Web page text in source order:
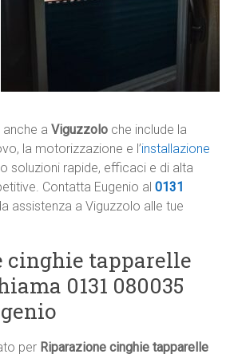
anche aViguzzolo che include la
la motorizzazione e l’installazione
soluzioni rapide, efficaci e di alta
Contatta Eugenio al0131
assistenza a Viguzzolo alle tue
cinghie tapparelle
0131 080035
per Riparazione cinghie tapparelle